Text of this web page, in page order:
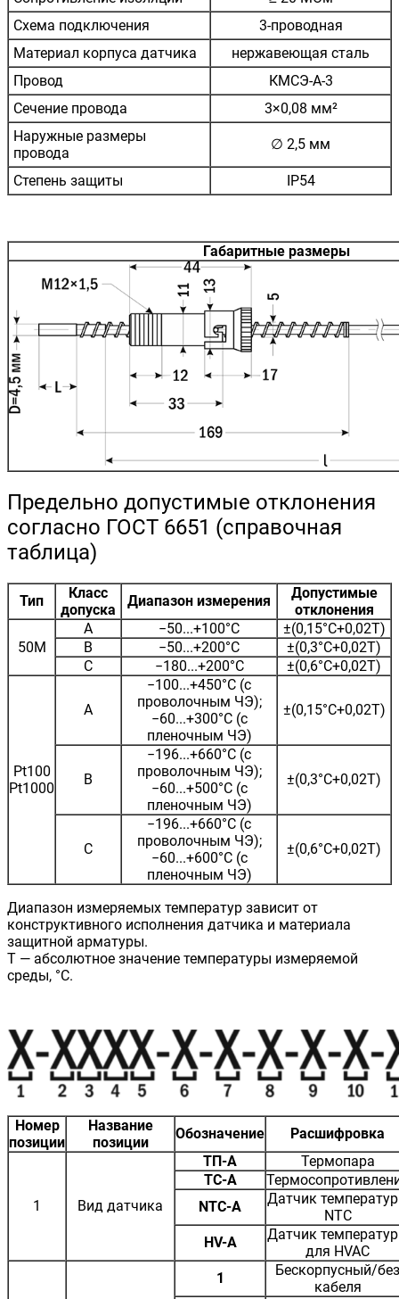
Схема подключения
3-проводная
Материал корпуса датчика
нержавеющая сталь
Провод
КМСЭ-А-3
Сечение провода
3×0,08 мм²
Наружные размеры
провода
∅ 2,5 мм
Степень защиты IP54
Габаритные размеры
Предельно допустимые отклонения
согласно ГОСТ 6651 (справочная
таблица)
Тип
Класс
допуска
Диапазон измерения
Допустимые
отклонения
50М
A −50...+100°С
±(0,15°С+0,02T)
B
−50...+200°С
±(0,3°С+0,02T)
C
−180...+200°С ±(0,6°С+0,02T)
Pt100
Pt1000
A
−100...+450°C (с
проволочным ЧЭ);
−60...+300°C (с
пленочным ЧЭ)
±(0,15°С+0,02T)
B
−196...+660°C (с
проволочным ЧЭ);
−60...+500°C (с
пленочным ЧЭ)
±(0,3°С+0,02T)
C
−196...+660°C (с
проволочным ЧЭ);
−60...+600°C (с
пленочным ЧЭ)
±(0,6°С+0,02T)
Диапазон измеряемых температур зависит от
конструктивного исполнения датчика и материала
защитной арматуры.
Т — абсолютное значение температуры измеряемой
среды, °С.
Номер
позиции
Название
позиции
Обозначение Расшифровка
1 Вид датчика
ТП-А
Термопара
ТС-А
NTC-A
Датчик
NTC
HV-A
Датчик
для HVAC
1
Бескорпусный/без
кабеля